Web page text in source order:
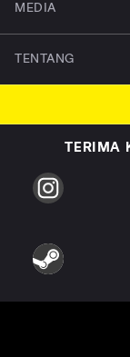
MEDIA
TENTANG
TERIMA